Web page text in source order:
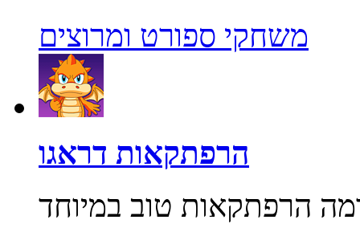
משחקי ספורט ומרוצים
הרפתקאות דראגו